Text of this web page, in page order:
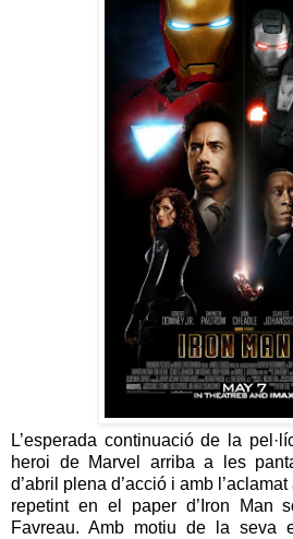
L’esperada continuació de la
heroi de Marvel arriba a les
d’abril plena d’acció i amb
repetint en el paper d’Iron Man
Favreau. Amb motiu de la seva